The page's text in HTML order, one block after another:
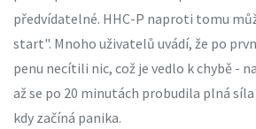
předvídatelné. HHC-P naproti tomu
start". Mnoho uživatelů uvádí, že po
penu necítili nic, což je vedlo k chybě -
až se po 20 minutách probudila plná
kdy začíná panika.